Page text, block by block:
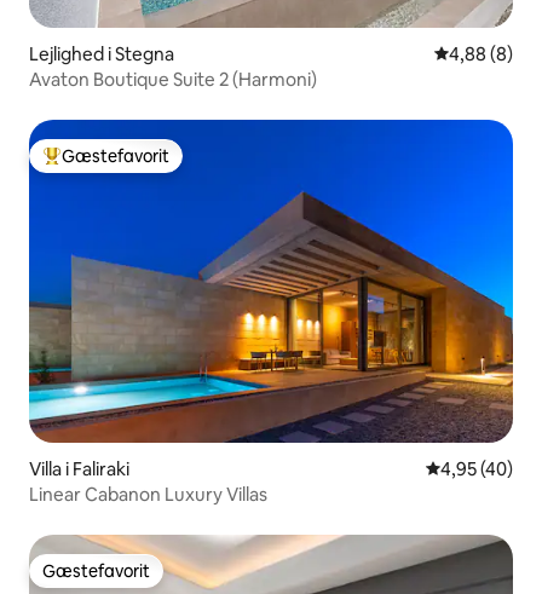
Lejlighed i Stegna 4,88 ud af 5
4,88 (8)
Avaton Boutique Suite 2 (Harmoni)
Bedste gæstefavorit
Gæstefavorit
Villa i Faliraki 4,95 ud af 5 i
4,95 (40)
Linear Cabanon Luxury Villas
Gæstefavorit
Gæstefavorit